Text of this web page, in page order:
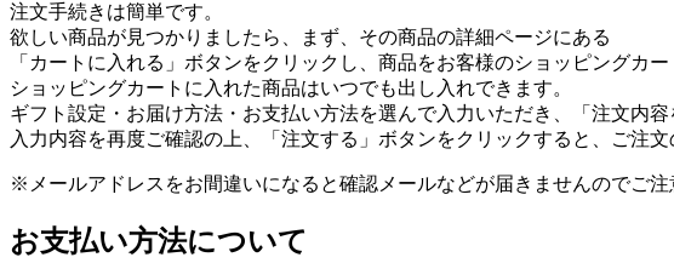
注文手続きは簡単です。
欲しい商品が見つかりましたら、まず、その商品の詳細ページにある
「カートに入れる」ボタンをクリックし、商品をお客様のショッピングカー
ショッピングカートに入れた商品はいつでも出し入れできます。
ギフト設定・お届け方法・お支払い方法を選んで入力いただき、「注文内
入力内容を再度ご確認の上、「注文する」ボタンをクリックすると、ご注文
※メールアドレスをお間違いになると確認メールなどが届きませんのでご注
お支払い方法について